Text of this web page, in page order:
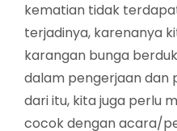
kematian tidak
terjadinya, karenanya
karangan bunga
dalam pengerjaan dan
dari itu, kita juga perlu
cocok dengan acara/